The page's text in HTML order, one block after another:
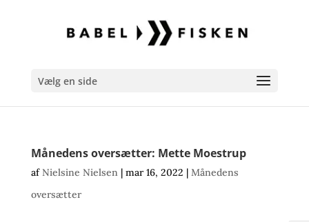
Vælg en side
Månedens oversætter: Mette Moestrup
afNielsine Nielsen| mar 16, 2022 | Månedens
oversætter